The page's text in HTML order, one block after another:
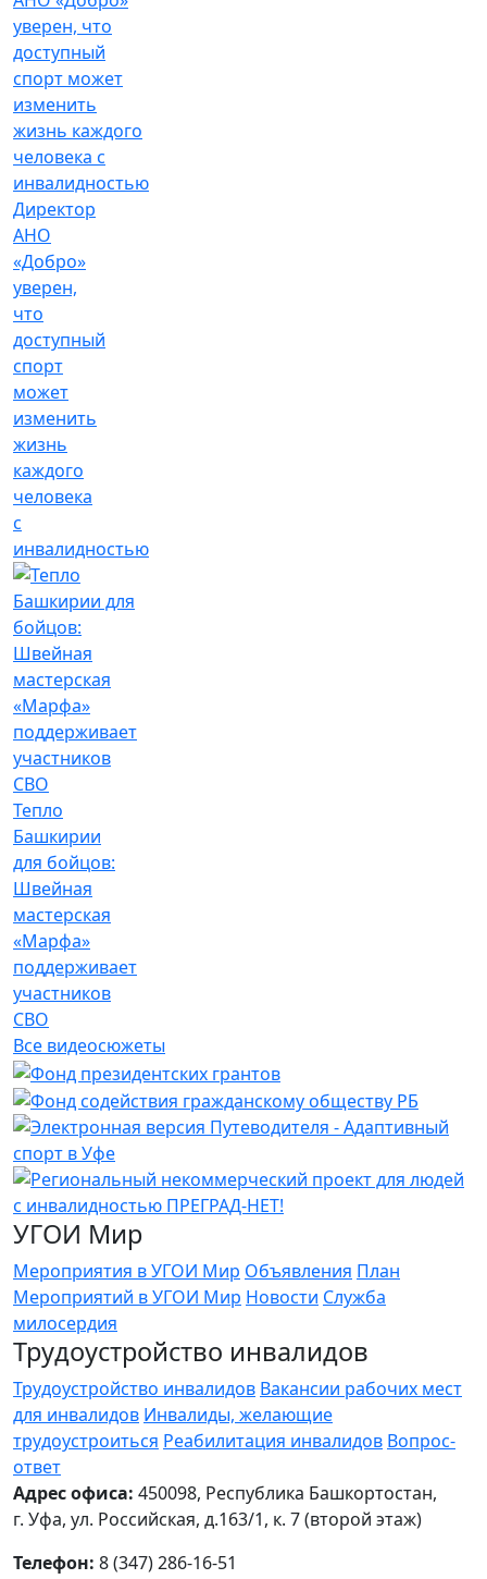
Директор
АНО
«Добро»
уверен,
что
доступный
спорт
может
изменить
жизнь
каждого
человека
с
инвалидностью
Тепло
Башкирии
для бойцов:
Швейная
мастерская
«Марфа»
поддерживает
участников
СВО
Все видеосюжеты
УГОИ Мир
Мероприятия в УГОИ Мир Объявления План
Мероприятий в УГОИ Мир Новости Служба
милосердия
Трудоустройство инвалидов
Трудоустройство инвалидов Вакансии рабочих мест
для инвалидов Инвалиды, желающие
трудоустроиться Реабилитация инвалидов Вопрос-
ответ
Адрес офиса: 450098, Республика Башкортостан,
г. Уфа, ул. Российская, д.163/1, к. 7 (второй этаж)
Телефон: 8 (347) 286-16-51